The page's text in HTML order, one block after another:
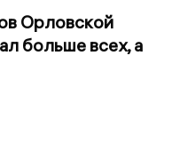
Орловской
больше всех, а